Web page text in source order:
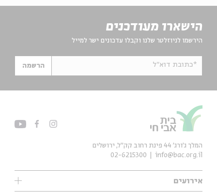
הישארו מעודכנים
הירשמו לניוזלטר שלנו וקבלו עדכונים ישר למייל
*כתובת דוא"ל הרשמה
אירועים
המלך ג'ורג' 44 פינת רחוב קק״ל, ירושלים
info@bac.org.il
02-6215300